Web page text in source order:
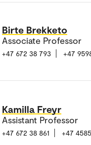
Birte Brekketo
Associate Professor
+47 672 38 793 +47
Kamilla Freyr
Assistant Professor
+47 672 38 861 +47